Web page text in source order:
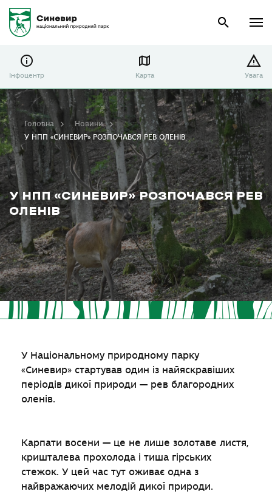
Інфоцентр Карта Увага
У НПП «СИНЕВИР» РОЗПОЧАВСЯ РЕВ
ОЛЕНІВ
Головна
Новини
У НПП «СИНЕВИР» РОЗПОЧАВСЯ РЕВ ОЛЕНІВ
У Національному природному парку
«Синевир» стартував один із найяскравіших
періодів дикої природи — рев благородних
оленів.
Карпати восени — це не лише золотаве листя,
кришталева прохолода і тиша гірських
стежок. У цей час тут оживає одна з
найвражаючих мелодій дикої природи.